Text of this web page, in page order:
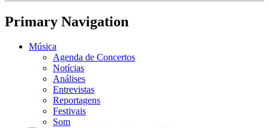
Primary Navigation
Música
Agenda de Concertos
Notícias
Análises
Entrevistas
Reportagens
Festivais
Som